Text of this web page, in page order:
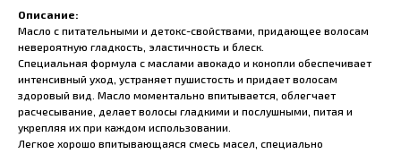
Описание:
Масло с питательными и детокс-свойствами, придающее волосам
невероятную гладкость, эластичность и блеск.
Специальная формула с маслами авокадо и конопли обеспечивает
интенсивный уход, устраняет пушистость и придает волосам
здоровый вид. Масло моментально впитывается, облегчает
расчесывание, делает волосы гладкими и послушными, питая и
укрепляя их при каждом использовании.
Легкое хорошо впитывающаяся смесь масел, специально